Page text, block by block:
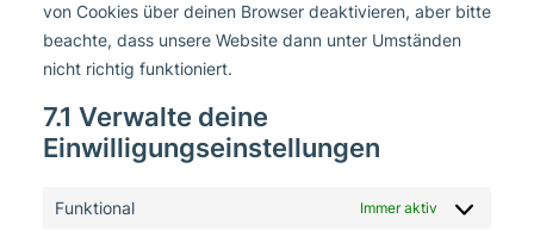
von Cookies über deinen Browser deaktivieren, aber bitte
beachte, dass unsere Website dann unter Umständen
nicht richtig funktioniert.
7.1 Verwalte deine
Einwilligungseinstellungen
Funktional Immer aktiv